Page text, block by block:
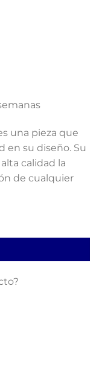
una pieza que
en su diseño. Su
calidad la
de cualquier